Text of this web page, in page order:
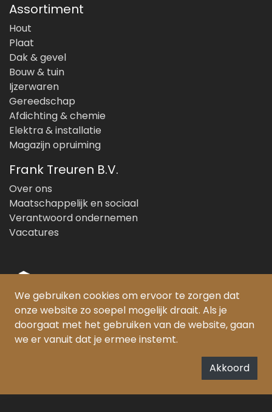
Assortiment
Hout
Plaat
Dak & gevel
Bouw & tuin
Ijzerwaren
Gereedschap
Afdichting & chemie
Elektra & installatie
Magazijn opruiming
Frank Treuren B.V.
Over ons
Maatschappelijk en sociaal
Verantwoord ondernemen
Vacatures
© Copyright 2026 Frank Treuren B.V.
PEFC gecertificeerd:
De Forest Stewardship Council (FSC) zet zich in voor het bevorderen van
We gebruiken cookies om ervoor te zorgen dat
onze website zo soepel mogelijk draait. Als je
doorgaat met het gebruiken van de website, gaan
we er vanuit dat je ermee instemt.
Akkoord